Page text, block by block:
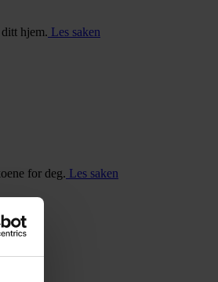
hjem. Les saken
for deg. Les saken